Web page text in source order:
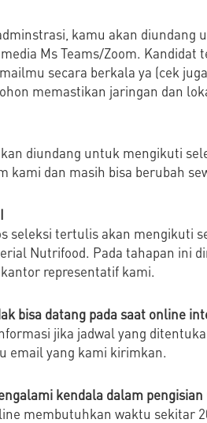
kamu akan
Ms Teams/Zoom.
secara berkala ya (cek juga
memastikan jaringan dan
diundang untuk mengikuti
kami dan masih bisa berubah
seleksi tertulis akan mengikuti
Nutrifood. Pada tahapan ini
representatif kami.
bisa datang pada saat online
jika jadwal yang
email yang kami kirimkan.
kendala dalam pengisian
membutuhkan waktu sekitar